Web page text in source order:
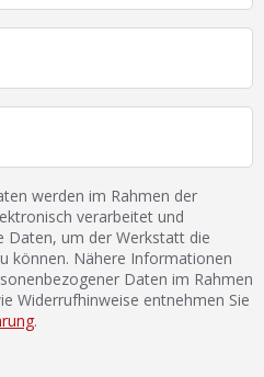
werden im Rahmen der
verarbeitet und
Daten, um der Werkstatt die
können. Nähere Informationen
Daten im Rahmen
Widerrufhinweise entnehmen Sie
.